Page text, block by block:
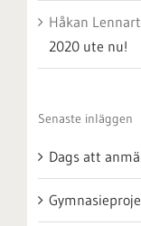
Håkan
2020 ute nu!
Senaste inläggen
Dags att